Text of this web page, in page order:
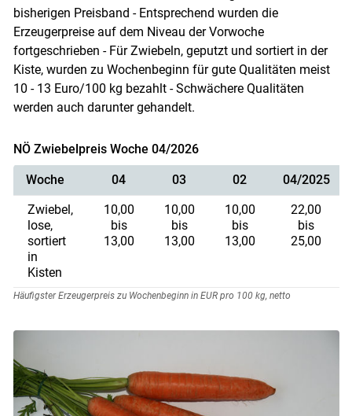
Skip to main content
bisherigen Preisband - Entsprechend wurden die
Erzeugerpreise auf dem Niveau der Vorwoche
fortgeschrieben - Für Zwiebeln, geputzt und sortiert in der
Kiste, wurden zu Wochenbeginn für gute Qualitäten meist
10 - 13 Euro/100 kg bezahlt - Schwächere Qualitäten
werden auch darunter gehandelt.
NÖ Zwiebelpreis Woche 04/2026
Woche 04 03 02
04/2025
Zwiebel,
lose,
sortiert
in
Kisten
10,00
bis
13,00
10,00
bis
13,00
10,00
bis
13,00
22,00
bis
25,00
Häufigster Erzeugerpreis zu Wochenbeginn in EUR pro 100 kg, netto